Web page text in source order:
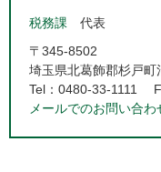
税務課
代表
〒345-8502
埼玉県北葛飾郡杉戸
Tel：0480-33-1111
メールでのお問い合わ